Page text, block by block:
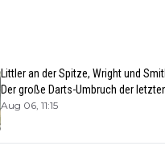
Littler an der Spitze, Wright und
Der große Darts-Umbruch der
Aug 06, 11:15